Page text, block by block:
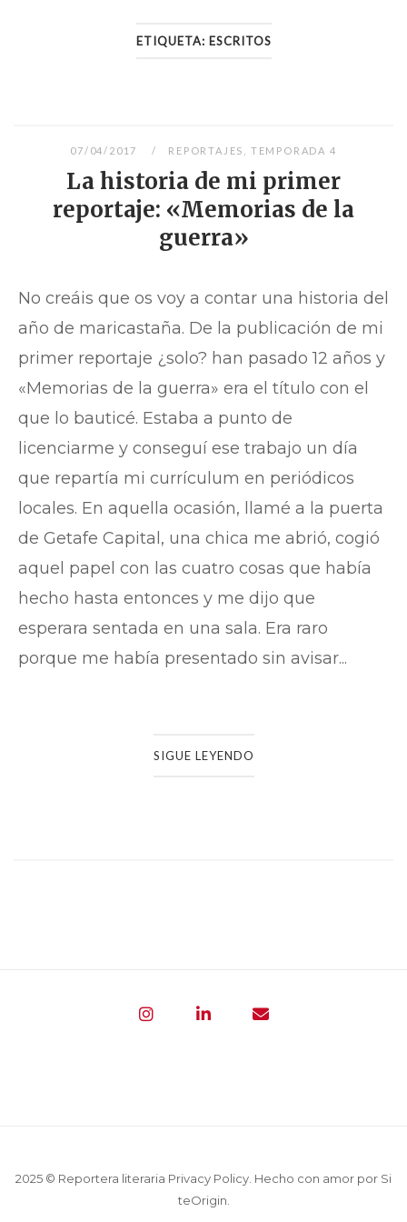
ETIQUETA: ESCRITOS
07/04/2017 REPORTAJES TEMPORADA 4
La historia de mi primer
reportaje: «Memorias de la
guerra»
No creáis que os voy a contar una historia del
año de maricastaña. De la publicación de mi
primer reportaje ¿solo? han pasado 12 años y
«Memorias de la guerra» era el título con el
que lo bauticé. Estaba a punto de
licenciarme y conseguí ese trabajo un día
que repartía mi currículum en periódicos
locales. En aquella ocasión, llamé a la puerta
de Getafe Capital, una chica me abrió, cogió
aquel papel con las cuatro cosas que había
hecho hasta entonces y me dijo que
esperara sentada en una sala. Era raro
porque me había presentado sin avisar...
SIGUE LEYENDO
2025 © Reportera literaria Privacy Policy. Hecho con amor por Si
teOrigin.